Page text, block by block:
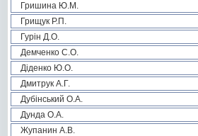
Гришина Ю.М.
Грищук Р.П.
Гурін Д.О.
Демченко С.О.
Діденко Ю.О.
Дмитрук А.Г.
Дубінський О.А.
Дунда О.А.
Жупанин А.В.